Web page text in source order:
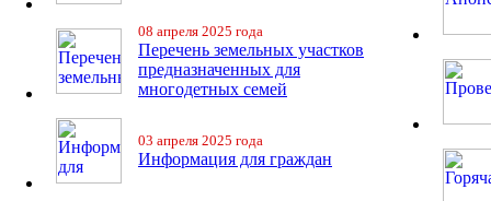
08 апреля 2025 года
Перечень земельных участков
предназначенных для
многодетных семей
03 апреля 2025 года
Информация для граждан